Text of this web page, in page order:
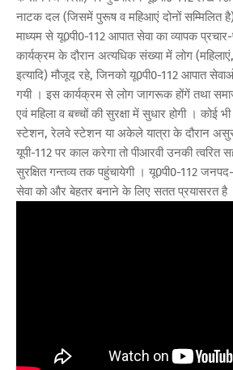
नाटक दल (जिसमें पुरूष व महिआएं दोनों सम्मिलित
माध्यम से यू0पी0-112 आपात सेवा का व्यापक
कार्यक्रम के दौरान अत्यधिक संख्या में लोग
इत्यादि) मौजूद रहे, जिनको यू0पी0-112 आपात
गयी । इस कार्यक्रम से लोग जागरूक होंगें तथा
एवं महिला व बच्चों की सुरक्षा में सुधार होगी । कोई
स्टेशन, रेलवे स्टेशन या अकेले यात्रा के दौरान
यूपी-112 पर काल करेगा तो पीआरवी उनकी त्वरित
सुरक्षित गन्तव्य तक पहुंचायेगी । यू0पी0-112
सेवा को और बेहतर बनाने के लिए सतत प्रयासरत है